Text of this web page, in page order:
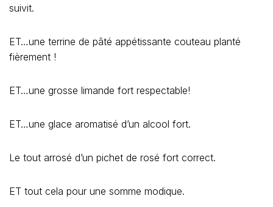
suivit.
ET…une terrine de pâté appétissante couteau planté
fièrement !
ET…une grosse limande fort respectable!
ET…une glace aromatisé d’un alcool fort.
Le tout arrosé d’un pichet de rosé fort correct.
ET tout cela pour une somme modique.